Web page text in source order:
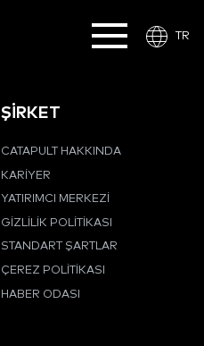
TR
ŞİRKET
CATAPULT HAKKINDA
KARIYER
YATIRIMCI MERKEZI
GIZLILIK POLITIKASI
STANDART ŞARTLAR
ÇEREZ POLITIKASI
HABER ODASI